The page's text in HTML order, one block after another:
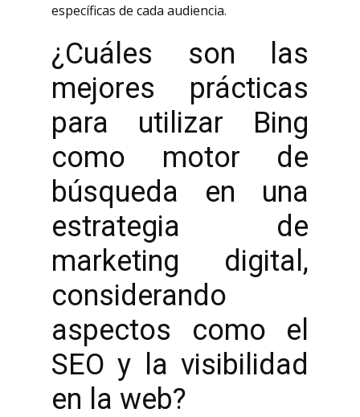
específicas de cada audiencia.
¿Cuáles son las
mejores prácticas
para utilizar Bing
como motor de
búsqueda en una
estrategia de
marketing digital,
considerando
aspectos como el
SEO y la visibilidad
en la web?